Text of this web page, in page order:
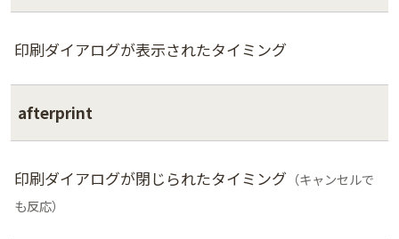
印刷ダイアログが表示されたタイミング
afterprint
印刷ダイアログが閉じられたタイミング （キャンセルで
も反応）